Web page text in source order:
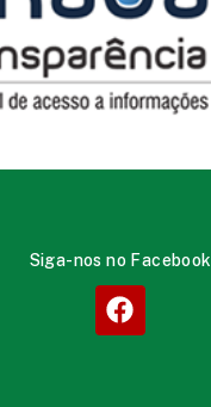
Siga-nos no Facebook